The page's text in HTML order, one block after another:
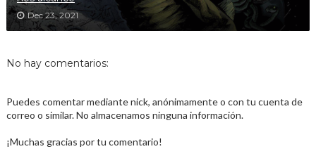
Dec 23, 2021
No hay comentarios:
Puedes comentar mediante nick, anónimamente o con tu cuenta de
correo o similar. No almacenamos ninguna información.
¡Muchas gracias por tu comentario!